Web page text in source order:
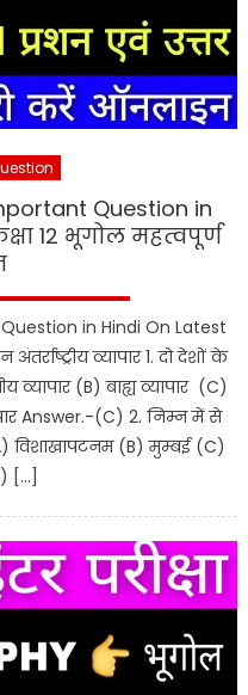
Question in
12 भूगोल महत्वपूर्ण
in Hindi On Latest
व्यापार 1. दो देशों के
व्यापार (B) बाह्य व्यापार (C)
Answer.-(C) 2. निम्न में से
विशाखापटनम (B) मुम्बई (C)
[…]